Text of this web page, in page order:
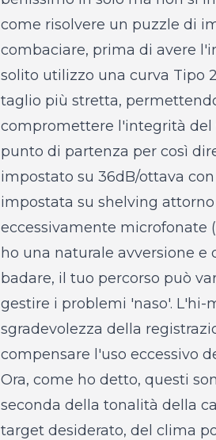
come risolvere un puzzle di
combaciare, prima di avere
solito utilizzo una curva Tipo
taglio più stretta,
compromettere l'integrità del
punto di partenza per così
impostato su 36dB/ottava
impostata su shelving
eccessivamente microfonate
ho una naturale avversione
badare, il tuo percorso può
gestire i problemi 'naso'.
sgradevolezza della
compensare l'uso eccessivo
Ora, come ho detto, questi
seconda della tonalità della
target desiderato, del clima